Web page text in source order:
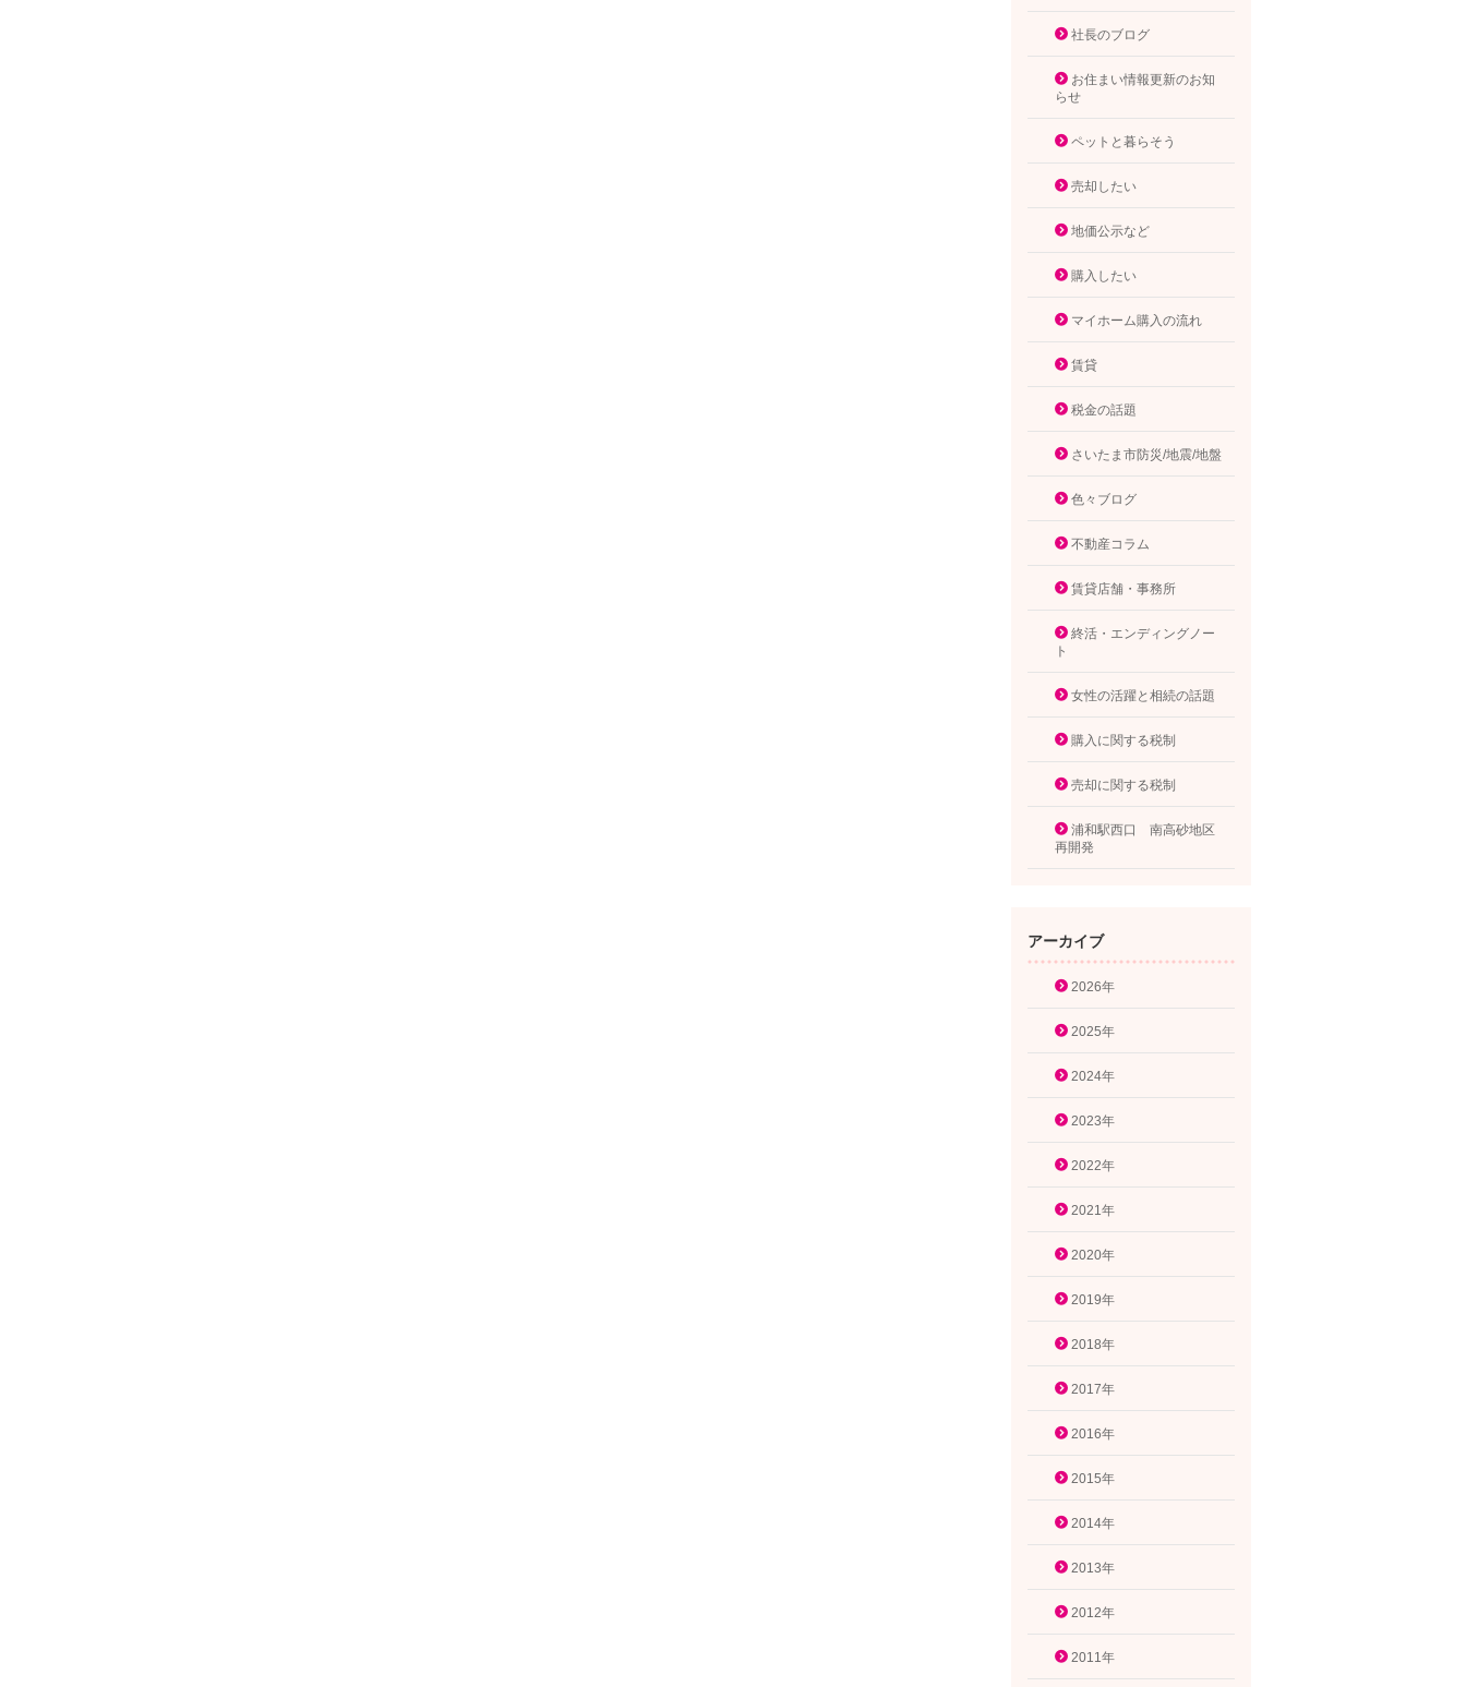
社長のブログ
お住まい情報更新のお知
らせ
ペットと暮らそう
売却したい
地価公示など
購入したい
マイホーム購入の流れ
賃貸
税金の話題
さいたま市防災/地震/地盤
色々ブログ
不動産コラム
賃貸店舗・事務所
終活・エンディングノー
ト
女性の活躍と相続の話題
購入に関する税制
売却に関する税制
浦和駅西口 南高砂地区
再開発
アーカイブ
2026年
2025年
2024年
2023年
2022年
2021年
2020年
2019年
2018年
2017年
2016年
2015年
2014年
2013年
2012年
2011年